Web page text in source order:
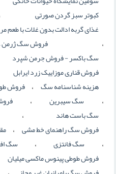
کبوتر سبز گردن صورتی
غذای گربه ادالت بدون غلات با طعم
، فروش سگ ژرمن – DOG POLICE
سگ باكسر - فروش جرمن شپرد
فروش قناری موزاییک زرد ایرابل
هزینه شناسنامه سگ ، فروش
، سگ سیبرین ،
سگ باست هاند ،
فروش سگ راهنمای خط مشی ،
، سگ فانتزی ، سگ
فروش طوطی پینوس ماکسی میلیان